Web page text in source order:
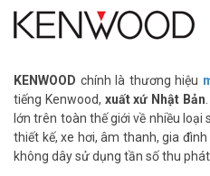
– Băng tần sử dụng: VHF
– Dải tần số hoạt động: 400 – 430
– Công suất phát cao: 4W
– Độ nhạy thu (12 dB SINAD): 0.25
– Số kênh nhớ: 16 kênh
– Kích thước nhỏ gọn (CxRxD):
– Trọng lượng chỉ nặng: 203 g
KENWOOD chính là thương hiệu
tiếng Kenwood, xuất xứ Nhật Bản
lớn trên toàn thế giới về nhiều
thiết kế, xe hơi, âm thanh, gia
không dây sử dụng tần số thu phát.